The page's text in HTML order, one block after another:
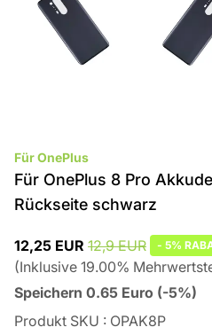
Für OnePlus
Für OnePlus 8 Pro
Rückseite schwarz
12,25 EUR 12,9 EUR - 5%
(Inklusive 19.00%
Speichern 0.65 Euro (-5%)
Produkt SKU : OPAK8P